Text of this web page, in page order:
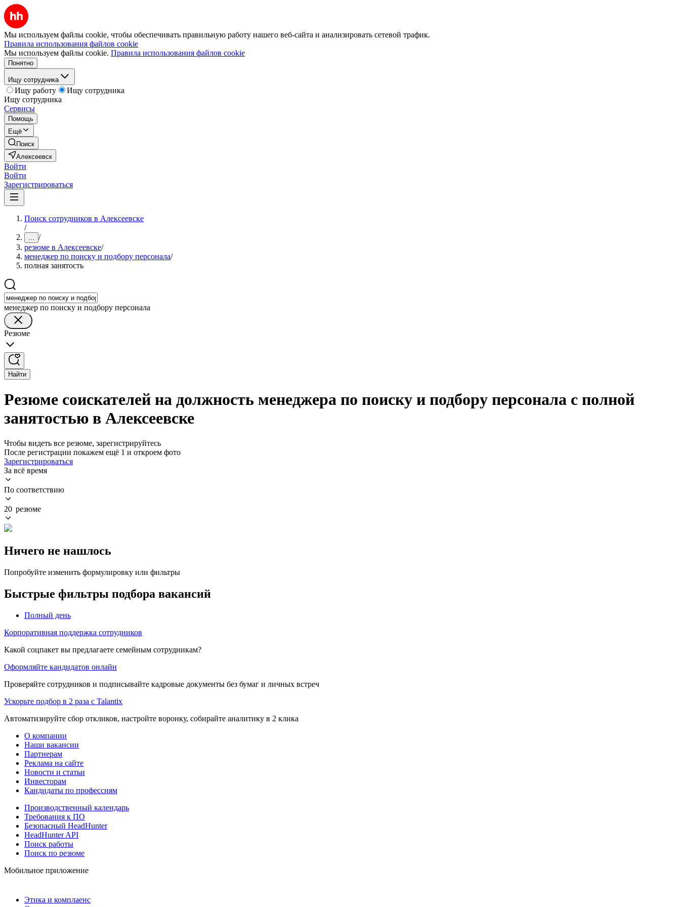
Мы используем файлы cookie, чтобы обеспечивать правильную работу нашего веб-сайта и анализировать сетевой трафик.
Правила использования файлов cookie
Мы используем файлы cookie. Правила использования файлов cookie
Понятно
Ищу сотрудника
Ищу работу
Ищу сотрудника
Ищу сотрудника
Сервисы
Помощь
Ещё
Поиск
Алексеевск
Войти
Войти
Зарегистрироваться
Поиск сотрудников в Алексеевске
/
... /
резюме в Алексеевске/
менеджер по поиску и подбору персонала/
полная занятость
менеджер по поиску и подбору персонала
Резюме
Найти
Резюме соискателей на должность менеджера по поиску и подбору персонала с полной
занятостью в Алексеевске
Чтобы видеть все резюме, зарегистрируйтесь
После регистрации покажем ещё 1 и откроем фото
Зарегистрироваться
За всё время
По соответствию
20 резюме
Ничего не нашлось
Попробуйте изменить формулировку или фильтры
Быстрые фильтры подбора вакансий
Полный день
Корпоративная поддержка сотрудников
Какой соцпакет вы предлагаете семейным сотрудникам?
Оформляйте кандидатов онлайн
Проверяйте сотрудников и подписывайте кадровые документы без бумаг и личных встреч
Ускорьте подбор в 2 раза с Talantix
Автоматизируйте сбор откликов, настройте воронку, собирайте аналитику в 2 клика
О компании
Наши вакансии
Партнерам
Реклама на сайте
Новости и статьи
Инвесторам
Кандидаты по профессиям
Производственный календарь
Требования к ПО
Безопасный HeadHunter
HeadHunter API
Поиск работы
Поиск по резюме
Мобильное приложение
Этика и комплаенс